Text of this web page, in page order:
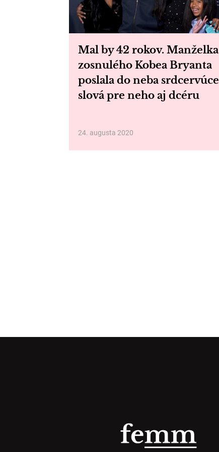
Mal by 42 rokov. Manželka
zosnulého Kobea Bryanta
poslala do neba srdcervúce
slová pre neho aj dcéru
24. augusta 2020